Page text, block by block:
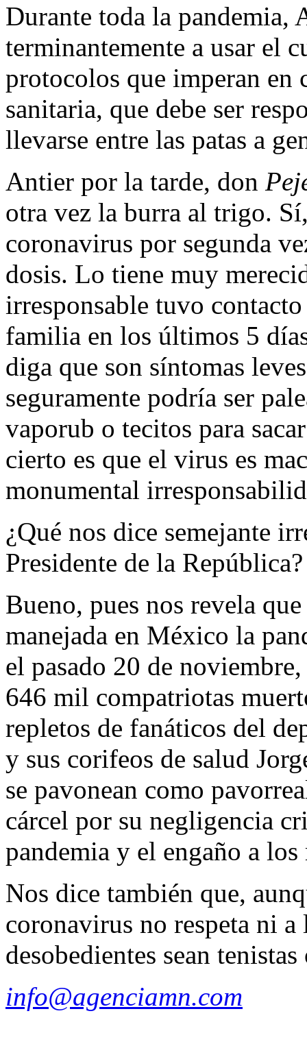
Durante toda la pandemia,
terminantemente a usar el
protocolos que imperan en
sanitaria, que debe ser
llevarse entre las patas a
Antier por la tarde, don
otra vez la burra al trigo.
coronavirus por segunda
dosis. Lo tiene muy
irresponsable tuvo
familia en los últimos 5
diga que son síntomas
seguramente podría ser
vaporub o tecitos para
cierto es que el virus es
monumental
¿Qué nos dice semejante
Presidente de la República?
Bueno, pues nos revela
manejada en México la
el pasado 20 de
646 mil compatriotas
repletos de fanáticos del
y sus corifeos de salud
se pavonean como
cárcel por su negligencia
pandemia y el engaño a los
Nos dice también que,
coronavirus no respeta ni
desobedientes sean
info@agenciamn.com